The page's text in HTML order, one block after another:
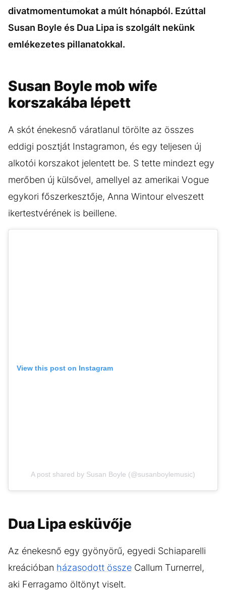
divatmomentumokat a múlt hónapból. Ezúttal
Susan Boyle és Dua Lipa is szolgált nekünk
emlékezetes pillanatokkal.
Susan Boyle mob wife
korszakába lépett
A skót énekesnő váratlanul törölte az összes
eddigi posztját Instagramon, és egy teljesen új
alkotói korszakot jelentett be. S tette mindezt egy
merőben új külsővel, amellyel az amerikai Vogue
egykori főszerkesztője, Anna Wintour elveszett
ikertestvérének is beillene.
View this post on Instagram
A post shared by Susan Boyle (@susanboylemusic)
Dua Lipa esküvője
Az énekesnő egy gyönyörű, egyedi Schiaparelli
kreációban házasodott össze Callum Turnerrel,
aki Ferragamo öltönyt viselt.